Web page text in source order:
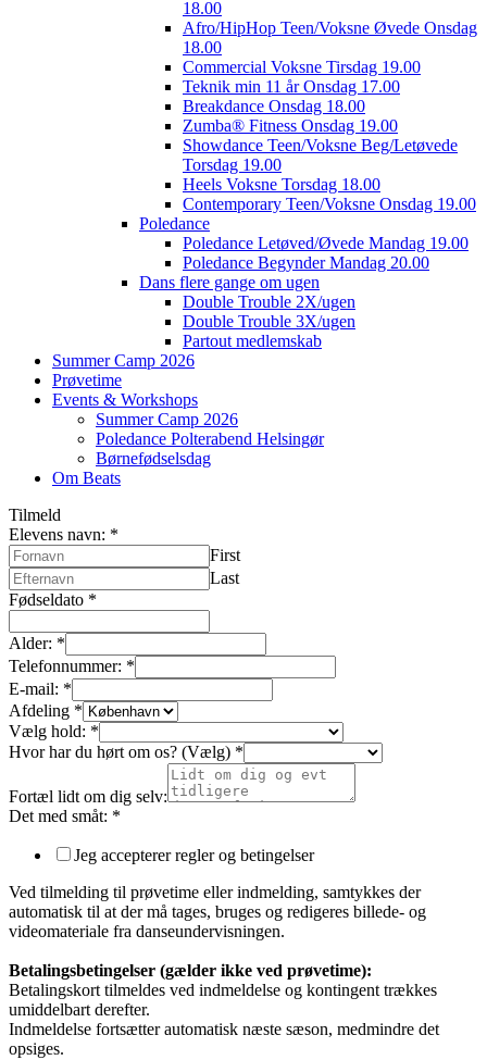
18.00
Afro/HipHop Teen/Voksne Øvede Onsdag
18.00
Commercial Voksne Tirsdag 19.00
Teknik min 11 år Onsdag 17.00
Breakdance Onsdag 18.00
Zumba® Fitness Onsdag 19.00
Showdance Teen/Voksne Beg/Letøvede
Torsdag 19.00
Heels Voksne Torsdag 18.00
Contemporary Teen/Voksne Onsdag 19.00
Poledance
Poledance Letøved/Øvede Mandag 19.00
Poledance Begynder Mandag 20.00
Dans flere gange om ugen
Double Trouble 2X/ugen
Double Trouble 3X/ugen
Partout medlemskab
Summer Camp 2026
Prøvetime
Events & Workshops
Summer Camp 2026
Poledance Polterabend Helsingør
Børnefødselsdag
Om Beats
Tilmeld
Elevens navn: *
First
Last
Fødseldato *
Alder: *
Telefonnummer: *
E-mail: *
Afdeling *
Vælg hold: *
Hvor har du hørt om os? (Vælg) *
Fortæl lidt om dig selv:
Det med småt: *
Jeg accepterer regler og betingelser
Ved tilmelding til prøvetime eller indmelding, samtykkes der
automatisk til at der må tages, bruges og redigeres billede- og
videomateriale fra danseundervisningen.
Betalingsbetingelser (gælder ikke ved prøvetime):
Betalingskort tilmeldes ved indmeldelse og kontingent trækkes
umiddelbart derefter.
Indmeldelse fortsætter automatisk næste sæson, medmindre det
opsiges.